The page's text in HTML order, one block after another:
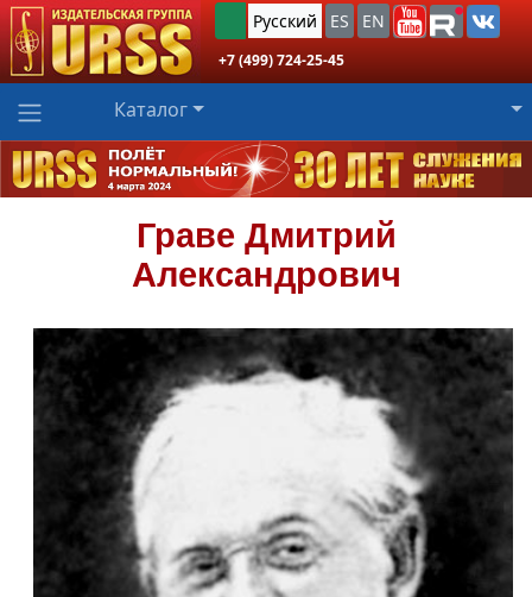
Русский ES EN
+7 (499) 724-25-45
Каталог
Граве Дмитрий
Александрович